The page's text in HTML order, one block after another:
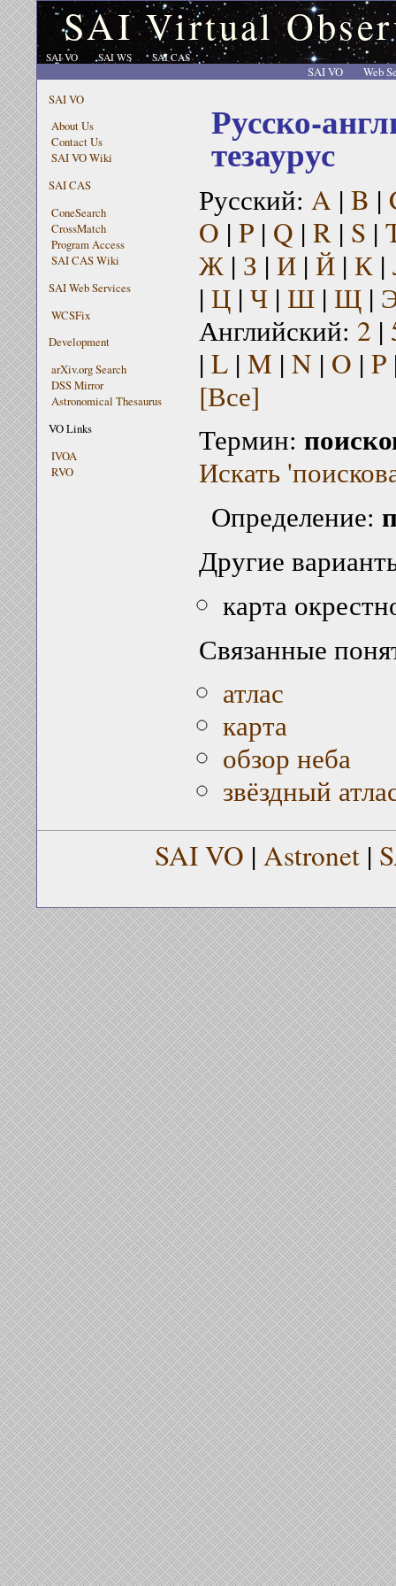
SAI Virtual
SAI VO SAI WS SAI CAS
SAI VO
Web
SAI VO
About Us
Contact Us
SAI VO Wiki
SAI CAS
ConeSearch
CrossMatch
Program Access
SAI CAS Wiki
SAI Web Services
WCSFix
Development
arXiv.org Search
DSS Mirror
Astronomical Thesaurus
VO Links
IVOA
RVO
Русско-
тезаурус
Русский: A | B |
O | P| Q | R| S |
Ж| З | И| Й| К|
| Ц| Ч| Ш| Щ|
Английский: 2 |
| L| M | N | O | P
[Все]
Термин:
Искать
Определение:
Другие
карта
Связанные
атлас
карта
обзор неба
звёздный
SAI VO | Astronet |